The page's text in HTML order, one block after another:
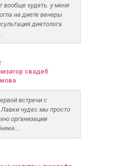
вообще худеть. у меня
на диете венеры
диетолога
свадеб
встречи с
чудес мы просто
организации